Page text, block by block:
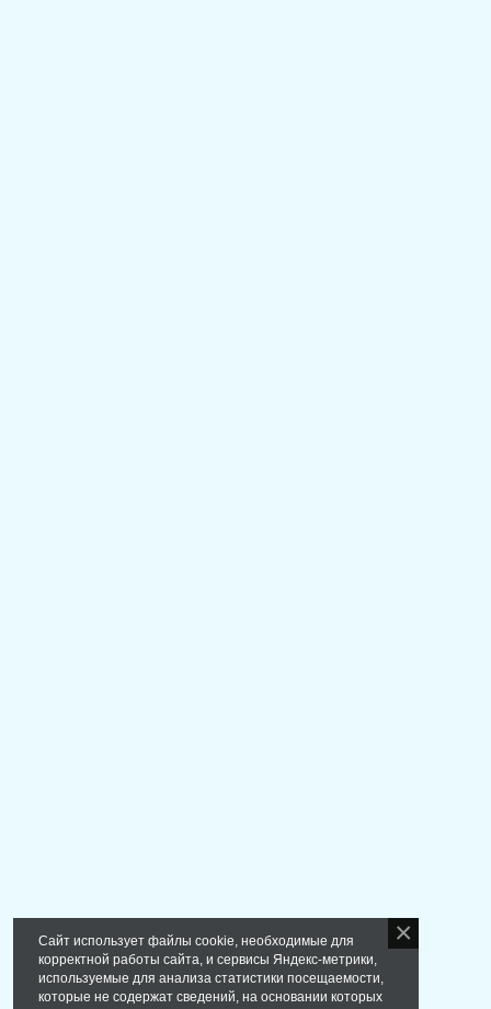
Сайт использует файлы cookie, необходимые для
корректной работы сайта, и сервисы Яндекс-метрики,
используемые для анализа статистики посещаемости,
которые не содержат сведений, на основании которых